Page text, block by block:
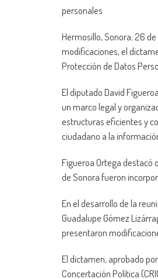
personales
Hermosillo, Sonora; 26
modificaciones, el
Protección de Datos
El diputado David
un marco legal y
estructuras eficientes y
ciudadano a la
Figueroa Ortega destacó
de Sonora fueron
En el desarrollo de la
Guadalupe Gómez
presentaron
El dictamen, aprobado
Concertación Política